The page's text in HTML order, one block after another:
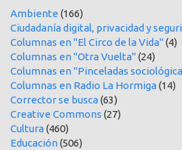
Ambiente (166)
Ciudadanía digital, privacidad y
Columnas en "El Circo de la Vida"(4)
Columnas en "Otra Vuelta"(24)
Columnas en "Pinceladas
Columnas en Radio La Hormiga(14)
Corrector se busca(63)
Creative Commons (27)
Cultura(460)
Educación(506)